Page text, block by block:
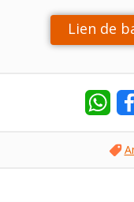
Lien de